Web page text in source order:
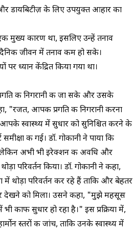
डायबिटीज़ के लिए उपयुक्त आहार का
मुख्य कारण था, इसलिए उन्हें तनाव
जीवन में तनाव कम हो सके।
ध्यान केंद्रित किया गया था।
की निगरानी की जा सके और उसके
आपकी प्रगति की निगरानी करना
स्वास्थ्य में सुधार को सुनिश्चित करने के
की गई। डॉ. गोकानी ने पाया कि
लेकिन अभी भी इरेक्शन की अवधि और
परिवर्तन किया। डॉ. गोकानी ने कहा,
थोड़ा परिवर्तन कर रहे हैं ताकि और बेहतर
देखने को मिला। उसने कहा, "मुझे महसूस
काफी सुधार हो रहा है।" इस प्रक्रिया में,
स्तरों की जांच, ताकि उनके स्वास्थ्य में